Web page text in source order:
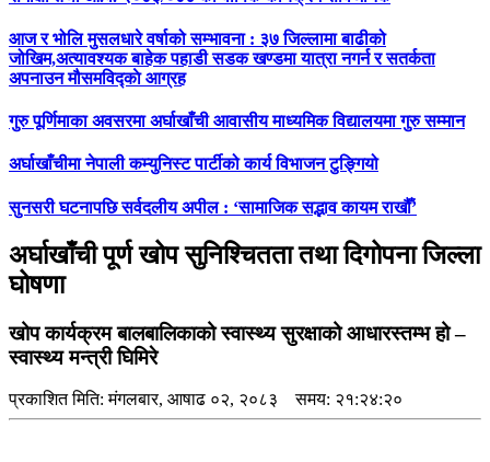
आज र भोलि मुसलधारे वर्षाको सम्भावना : ३७ जिल्लामा बाढीको
जोखिम,अत्यावश्यक बाहेक पहाडी सडक खण्डमा यात्रा नगर्न र सतर्कता
अपनाउन मौसमविद्काे आग्रह
गुरु पूर्णिमाका अवसरमा अर्घाखाँची आवासीय माध्यमिक विद्यालयमा गुरु सम्मान
अर्घाखाँचीमा नेपाली कम्युनिस्ट पार्टीको कार्य विभाजन टुङ्गियो
सुनसरी घटनापछि सर्वदलीय अपील : ‘सामाजिक सद्भाव कायम राखौँ’
अर्घाखाँची पूर्ण खोप सुनिश्चितता तथा दिगोपना जिल्ला
घोषणा
खोप कार्यक्रम बालबालिकाको स्वास्थ्य सुरक्षाको आधारस्तम्भ हो –
स्वास्थ्य मन्त्री घिमिरे
प्रकाशित मिति:मंगलबार, आषाढ ०२, २०८३ समय: २१:२४:२०